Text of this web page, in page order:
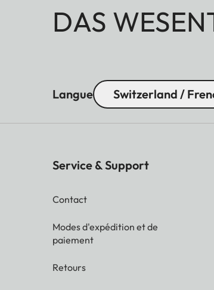
DAS
Langue Switzerland /
Service & Support
Contact
Modes d'expédition et de
paiement
Retours